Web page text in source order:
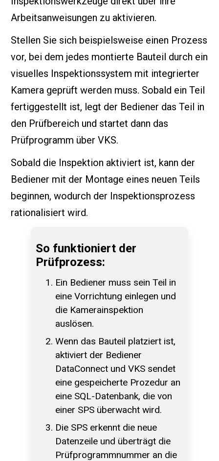
Arbeitsanweisungen zu aktivieren.
Stellen Sie sich beispielsweise einen Prozess
vor, bei dem jedes montierte Bauteil durch ein
visuelles Inspektionssystem mit integrierter
Kamera geprüft werden muss. Sobald ein Teil
fertiggestellt ist, legt der Bediener das Teil in
den Prüfbereich und startet dann das
Prüfprogramm über VKS.
Sobald die Inspektion aktiviert ist, kann der
Bediener mit der Montage eines neuen Teils
beginnen, wodurch der Inspektionsprozess
rationalisiert wird.
So funktioniert der
Prüfprozess:
Ein Bediener muss sein Teil in
eine Vorrichtung einlegen und
die Kamerainspektion
auslösen.
Wenn das Bauteil platziert ist,
aktiviert der Bediener
DataConnect und VKS sendet
eine gespeicherte Prozedur an
eine SQL-Datenbank, die von
einer SPS überwacht wird.
Die SPS erkennt die neue
Datenzeile und überträgt die
Prüfprogrammnummer an die